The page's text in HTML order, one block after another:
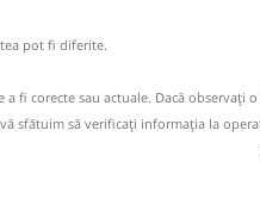
M J V S D
pot fi diferite.
fi corecte sau actuale. Dacă observați
sfătuim să verificaţi informaţia la